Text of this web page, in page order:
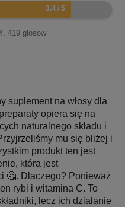
, 419 głosów
suplement na włosy dla
opiera się na
naturalnego składu i
mu się bliżej i
produkt ten jest
która jest
🤔. Dlaczego? Ponieważ
rybi i witamina C. To
lecz ich działanie